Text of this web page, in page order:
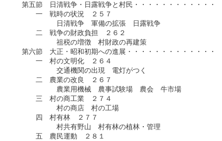
第五節　日清戦争・日露戦争と村民・・・・・・・・・・・・
一　戦時の状況　２５７
日清戦争　軍備の拡張　日露戦争
二　戦争の財政負担　２６２
祖税の増徴　村財政の再建策
第六節　大正・昭和初期への進展・・・・・・・・・・・・・
一　村の文明化　２６４
交通機関の出現　電灯がつく
二　農業の改良　２６７
農業用機械　農事試験場　農会　牛市場
三　村の商工業　２７４
村の商店　村の工場
四　村有林　２７７
村共有野山　村有林の植林・管理
五　農民運動　２８１